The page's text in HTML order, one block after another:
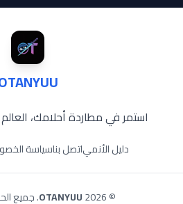
استمر في مطاردة أحلامك،
دليل الأنمياتصل بناسياسة
© 2026
OTANYUU. جميع